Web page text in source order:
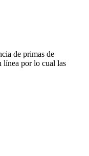
de primas de
línea por lo cual las